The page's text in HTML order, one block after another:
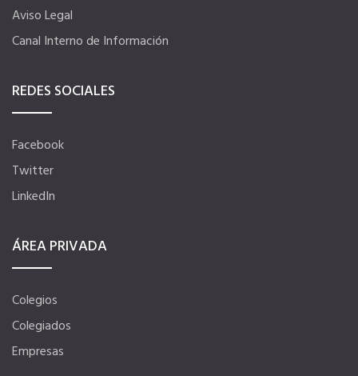
OFERTAS DE EMPLEO
Empresas
Aviso Legal
Canal Interno de Información
REDES SOCIALES
Facebook
Twitter
LinkedIn
ÁREA PRIVADA
Colegios
Colegiados
Empresas